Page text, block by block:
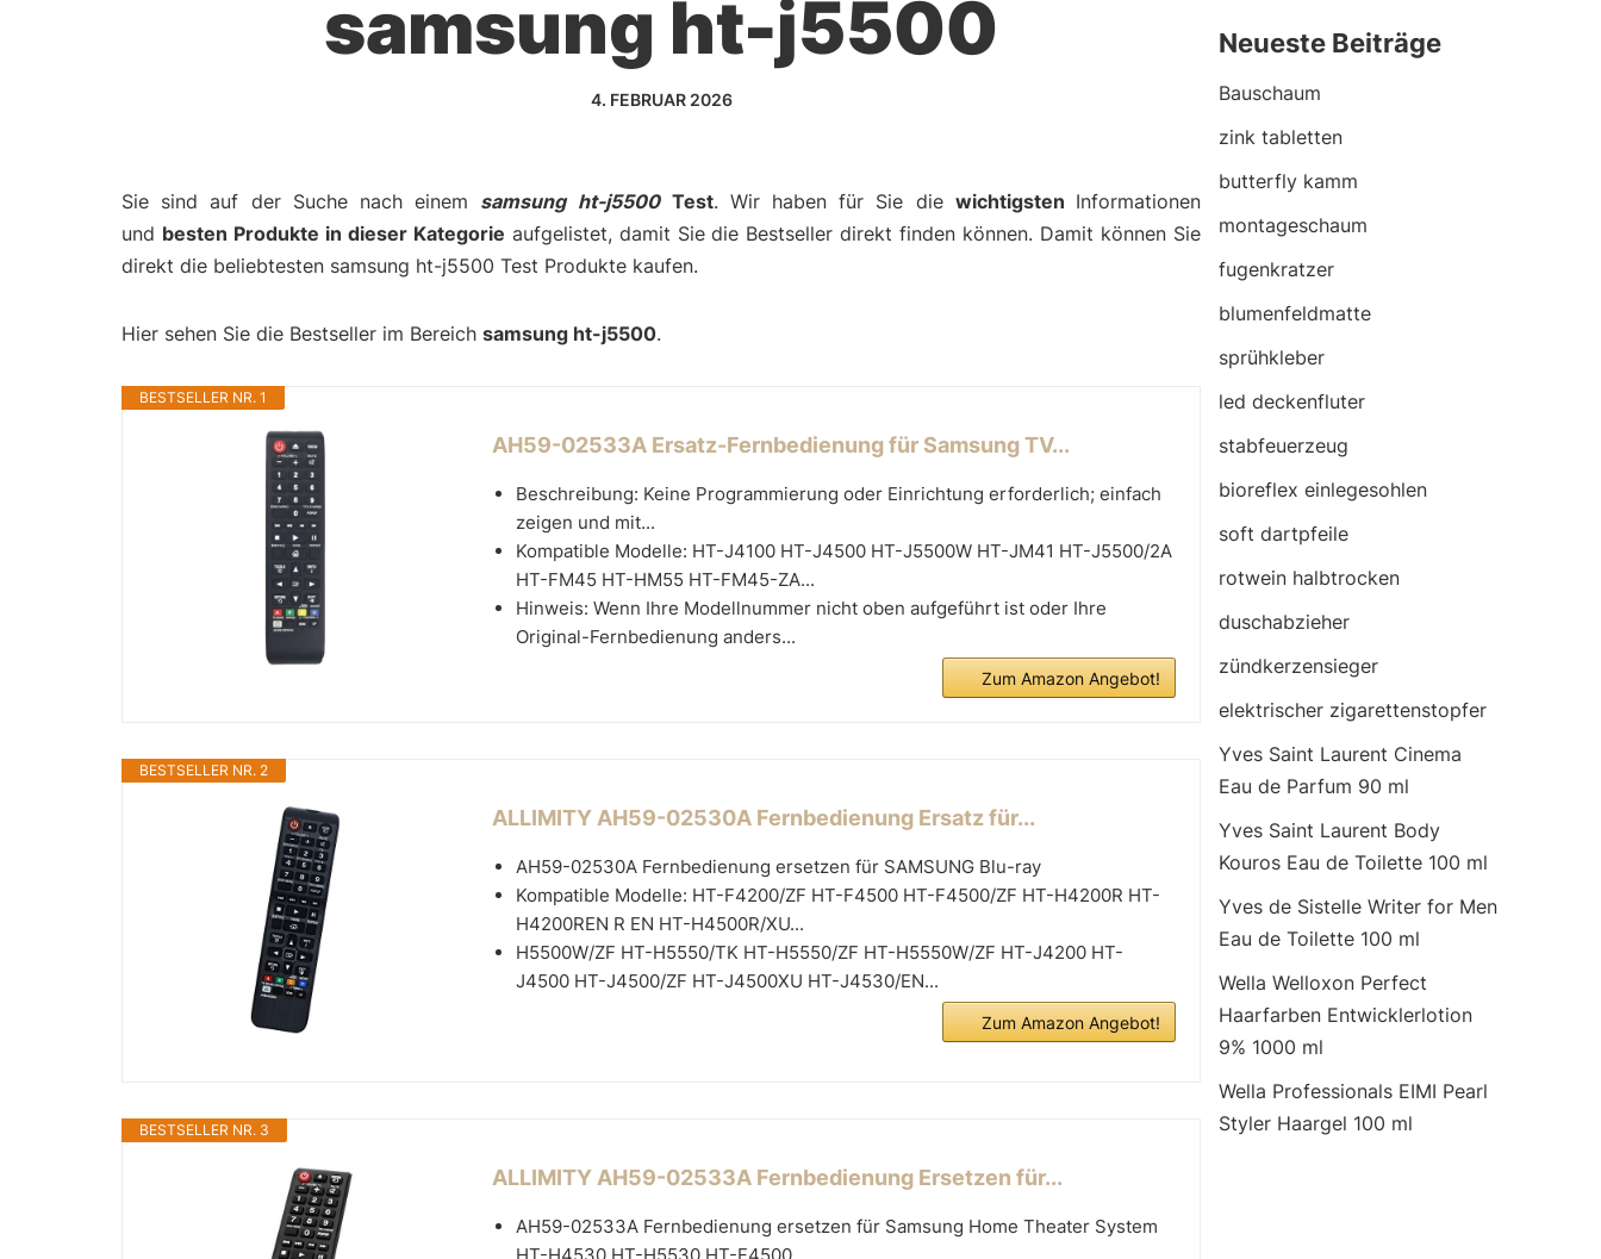
samsung ht-j5500
4. FEBRUAR 2026
Sie sind auf der Suche nach einem samsung ht-j5500 Test. Wir haben für Sie die wichtigsten Informationen
und besten Produkte in dieser Kategorie aufgelistet, damit Sie die Bestseller direkt finden können. Damit können Sie
direkt die beliebtesten samsung ht-j5500 Test Produkte kaufen.
Hier sehen Sie die Bestseller im Bereich samsung ht-j5500.
BESTSELLER NR. 1
AH59-02533A Ersatz-Fernbedienung für Samsung TV...
Beschreibung: Keine Programmierung oder Einrichtung erforderlich; einfach
zeigen und mit...
Kompatible Modelle: HT-J4100 HT-J4500 HT-J5500W HT-JM41 HT-J5500/2A
HT-FM45 HT-HM55 HT-FM45-ZA...
Hinweis: Wenn Ihre Modellnummer nicht oben aufgeführt ist oder Ihre
Original-Fernbedienung anders...
Zum Amazon Angebot!
BESTSELLER NR. 2
ALLIMITY AH59-02530A Fernbedienung Ersatz für...
AH59-02530A Fernbedienung ersetzen für SAMSUNG Blu-ray
Kompatible Modelle: HT-F4200/ZF HT-F4500 HT-F4500/ZF HT-H4200R HT-
H4200REN R EN HT-H4500R/XU...
H5500W/ZF HT-H5550/TK HT-H5550/ZF HT-H5550W/ZF HT-J4200 HT-
J4500 HT-J4500/ZF HT-J4500XU HT-J4530/EN...
Zum Amazon Angebot!
BESTSELLER NR. 3
ALLIMITY AH59-02533A Fernbedienung Ersetzen für...
AH59-02533A Fernbedienung ersetzen für Samsung Home Theater System
Neueste Beiträge
Bauschaum
zink tabletten
butterfly kamm
montageschaum
fugenkratzer
blumenfeldmatte
sprühkleber
led deckenfluter
stabfeuerzeug
bioreflex einlegesohlen
soft dartpfeile
rotwein halbtrocken
duschabzieher
zündkerzensieger
elektrischer zigarettenstopfer
Yves Saint Laurent Cinema
Eau de Parfum 90 ml
Yves Saint Laurent Body
Kouros Eau de Toilette 100 ml
Yves de Sistelle Writer for Men
Eau de Toilette 100 ml
Wella Welloxon Perfect
Haarfarben Entwicklerlotion
9% 1000 ml
Wella Professionals EIMI Pearl
Styler Haargel 100 ml